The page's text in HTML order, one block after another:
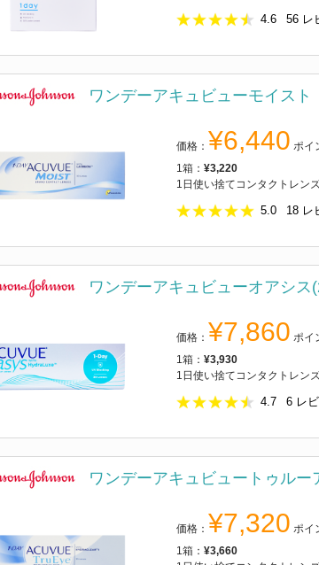
4.6 56 レ
ワンデーアキュビューモイスト
価格： ¥6,440 ポイ
1箱： ¥3,220
1日使い捨てコンタクトレン
5.0 18 レ
ワンデーアキュビューオアシス
価格： ¥7,860 ポイ
1箱： ¥3,930
1日使い捨てコンタクトレン
4.7 6 レ
ワンデーアキュビュートゥルー
価格： ¥7,320 ポイ
1箱： ¥3,660